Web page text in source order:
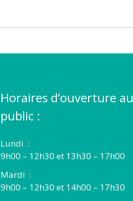
Horaires d’ouverture au
public :
Lundi :
9h00 – 12h30 et 13h30 – 17h00
Mardi :
9h00 – 12h30 et 14h00 – 17h30